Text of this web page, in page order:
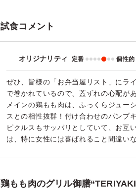
試食コメント
オリジナリティ 定番 個性的
ぜひ、皆様の「お弁当屋リスト」にラ
で巻かれているので、蓋ずれの心配が
メインの鶏もも肉は、ふっくらジュー
スとの相性抜群！付け合わせのパンプ
ピクルスもサッパリとしていて、お互
は、特に女性には喜ばれること間違い
鶏もも肉のグリル御膳